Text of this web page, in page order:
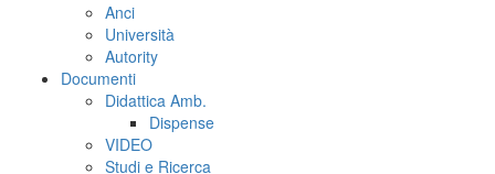
Anci
Università
Autority
Documenti
Didattica Amb.
Dispense
VIDEO
Studi e Ricerca